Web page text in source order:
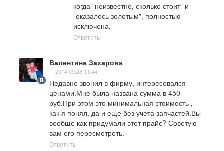
когда "неизвестно, сколько стоит" и
"оказалось золотым", полностью
исключена.
Ответить
Валентина Захарова
2014.09.28 11:44
Недавно звонил в фирму, интересовался
ценами.Мне была названа сумма в 450
руб.При этом это минимальная стоимость ,
как я понял, да и еще без учета запчастей.Вы
вообще как придумали этот прайс? Советую
вам его пересмотреть.
Ответить